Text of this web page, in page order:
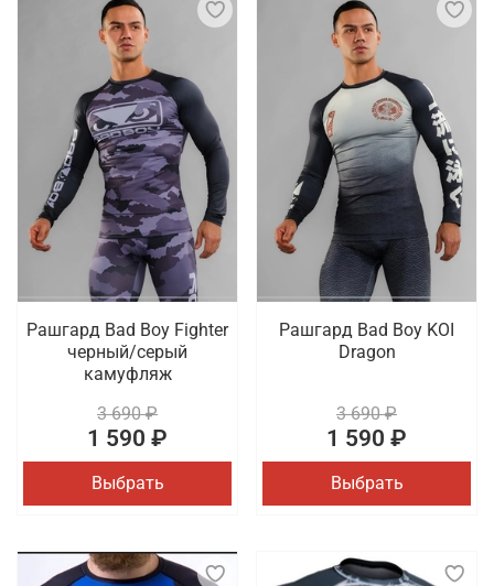
Рашгард Bad Boy Fighter
черный/серый
камуфляж
3 690 ₽
1 590 ₽
Выбрать
Рашгард Bad Boy KOI
Dragon
3 690 ₽
1 590 ₽
Выбрать